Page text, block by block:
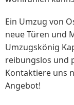
Ein Umzug von
neue Türen und
Umzugskönig
reibungslos und
Kontaktiere uns
Angebot!